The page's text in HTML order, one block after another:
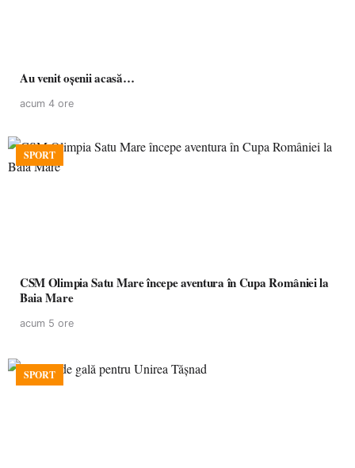
Au venit oșenii acasă…
acum 4 ore
SPORT
CSM Olimpia Satu Mare începe aventura în Cupa României la
Baia Mare
acum 5 ore
SPORT